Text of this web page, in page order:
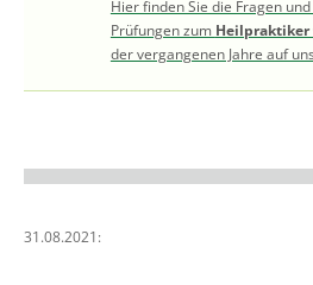
Hier finden Sie die Fragen
Prüfungen zum Heilpraktiker
der vergangenen Jahre auf
31.08.2021: